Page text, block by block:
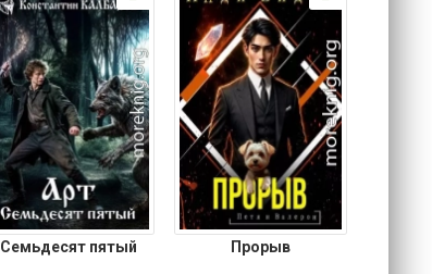
Семьдесят пятый Прорыв